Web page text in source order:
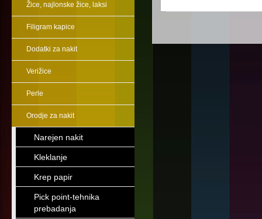
Žice, najlonske žice, laksi
Filigram kapice
Dodatki za nakit
Verižice
Perle
Orodje za nakit
Narejen nakit
Kleklanje
Krep papir
Pick point-tehnika
prebadanja